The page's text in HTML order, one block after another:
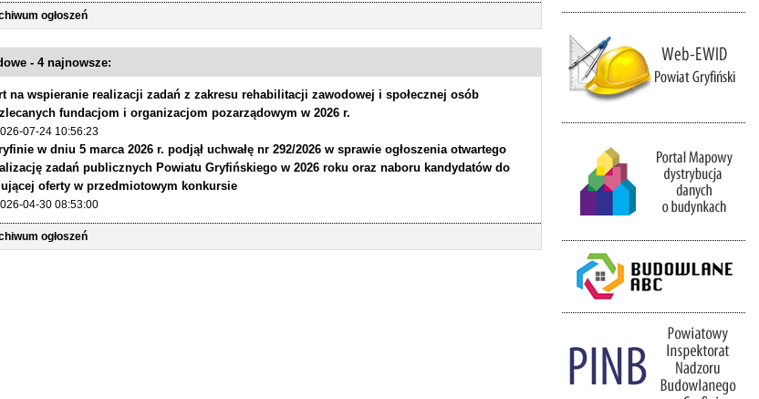
ogłoszeń
- 4 najnowsze:
na wspieranie realizacji zadań z zakresu rehabilitacji zawodowej i społecznej osób
fundacjom i organizacjom pozarządowym w 2026 r.
07-24 10:56:23
w dniu 5 marca 2026 r. podjął uchwałę nr 292/2026 w sprawie ogłoszenia otwartego
zadań publicznych Powiatu Gryfińskiego w 2026 roku oraz naboru kandydatów do
oferty w przedmiotowym konkursie
04-30 08:53:00
ogłoszeń